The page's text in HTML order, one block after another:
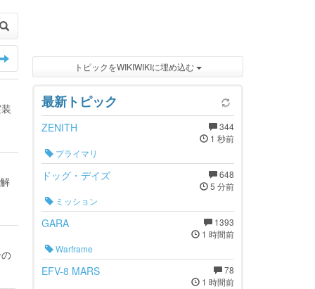
トピックをWIKIWIKIに埋め込む
最新トピック
344
1 秒前
ZENITH
プライマリ
648
5 分前
ドッグ・デイズ
ミッション
1393
1 時間前
GARA
Warframe
78
1 時間前
EFV-8 MARS